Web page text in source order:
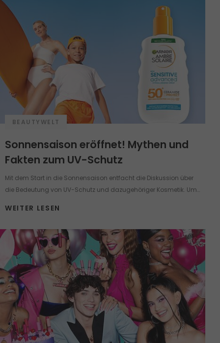
BEAUTYWELT
Sonnensaison eröffnet! Mythen und
Fakten zum UV-Schutz
Mit dem Start in die Sonnensaison entfacht die Diskussion über
die Bedeutung von UV-Schutz und dazugehöriger Kosmetik. Um
selbst einen gut informierten Menschen in Verwirrung bringen
über die Pflegeprodukte mit UV-Schutz unter die Lupe.
WEITER LESEN